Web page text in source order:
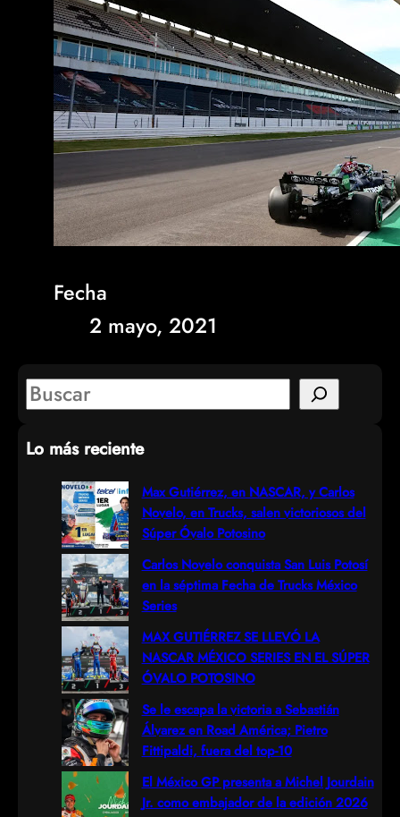
Fecha
2 mayo, 2021
S
a
Lo más reciente
Max Gutiérrez, en NASCAR, y Carlos
Novelo, en Trucks, salen victoriosos del
Súper Óvalo Potosino
Carlos Novelo conquista San Luis Potosí
en la séptima Fecha de Trucks México
Series
MAX GUTIÉRREZ SE LLEVÓ LA
NASCAR MÉXICO SERIES EN EL SÚPER
ÓVALO POTOSINO
Se le escapa la victoria a Sebastián
Álvarez en Road América; Pietro
Fittipaldi, fuera del top-10
El México GP presenta a Michel Jourdain
Jr. como embajador de la edición 2026